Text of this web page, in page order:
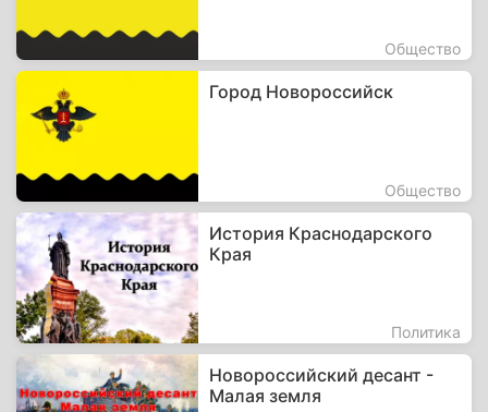
Общество
Город Новороссийск
Общество
История Краснодарского
Края
Политика
Новороссийский десант -
Малая земля